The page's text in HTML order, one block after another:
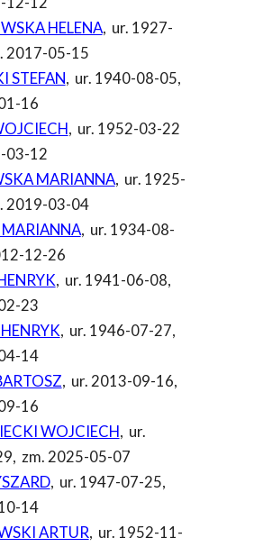
HELENA, ur. 1927-
2017-05-15
STEFAN, ur. 1940-08-05,
16
, ur. 1952-03-22
03-12
MARIANNA, ur. 1925-
2019-03-04
, ur. 1934-08-
12-26
, ur. 1941-06-08,
23
, ur. 1946-07-27,
14
, ur. 2013-09-16,
16
WOJCIECH, ur.
, zm. 2025-05-07
, ur. 1947-07-25,
14
ARTUR, ur. 1952-11-